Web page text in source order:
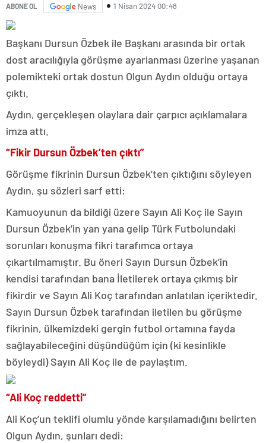
ABONE OL News 1 Nisan 2024 00:48
Başkanı Dursun Özbek ile Başkanı arasında bir ortak
dost aracılığıyla görüşme ayarlanması üzerine yaşanan
polemikteki ortak dostun Olgun Aydın olduğu ortaya
çıktı.
Aydın, gerçekleşen olaylara dair çarpıcı açıklamalara
imza attı.
“Fikir Dursun Özbek’ten çıktı”
Görüşme fikrinin Dursun Özbek’ten çıktığını söyleyen
Aydın, şu sözleri sarf etti:
Kamuoyunun da bildiği üzere Sayın Ali Koç ile Sayın
Dursun Özbek’in yan yana gelip Türk Futbolundaki
sorunları konuşma fikri tarafımca ortaya
çıkartılmamıştır. Bu öneri Sayın Dursun Özbek’in
kendisi tarafından bana İletilerek ortaya çıkmış bir
fikirdir ve Sayın Ali Koç tarafından anlatılan içeriktedir.
Sayın Dursun Özbek tarafından iletilen bu görüşme
fikrinin, ülkemizdeki gergin futbol ortamına fayda
sağlayabileceğini düşündüğüm için (ki kesinlikle
böyleydi) Sayın Ali Koç ile de paylaştım.
“Ali Koç reddetti”
Ali Koç’un teklifi olumlu yönde karşılamadığını belirten
Olgun Aydın, şunları dedi: